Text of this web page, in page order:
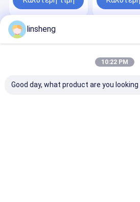
όργανο ελέγχου 7
λεωφορεία
Σελίδα
εμείς
Sitemap
Privacy
ENTERPRISE CO., LTD. All
linsheng
10:22 PM
Good day, what product are you looking